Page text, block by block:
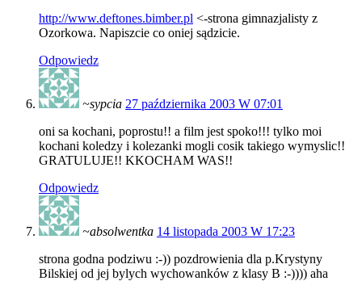
http://www.deftones.bimber.pl <-strona gimnazjalisty z
Ozorkowa. Napiszcie co oniej sądzicie.
Odpowiedz
~sypcia 27 października 2003 W 07:01
oni sa kochani, poprostu!! a film jest spoko!!! tylko moi
kochani koledzy i kolezanki mogli cosik takiego wymyslic!!
GRATULUJE!! KKOCHAM WAS!!
Odpowiedz
~absolwentka 14 listopada 2003 W 17:23
strona godna podziwu :-)) pozdrowienia dla p.Krystyny
Bilskiej od jej bylych wychowanków z klasy B :-)))) aha